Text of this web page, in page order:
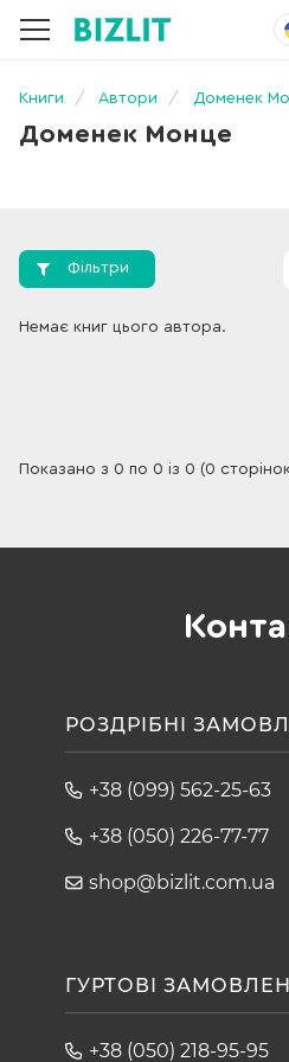
Книги Автори Доменек
Доменек Монце
Фільтри
Немає книг цього автора.
Показано з 0 по 0 із 0 (0
РОЗДРІБНІ
+38 (099) 562-25-63
+38 (050) 226-77-77
shop@bizlit.com.ua
ГУРТОВІ
+38 (050) 218-95-95